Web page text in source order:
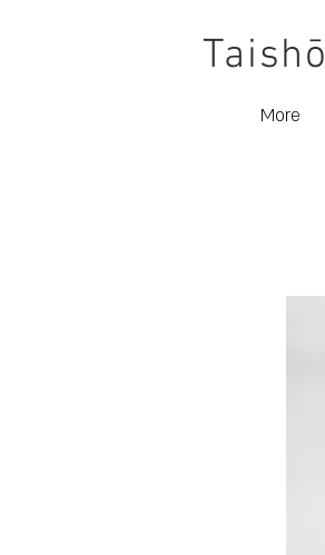
Taishō
More